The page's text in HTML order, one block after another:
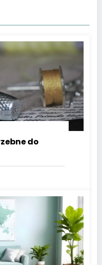
do